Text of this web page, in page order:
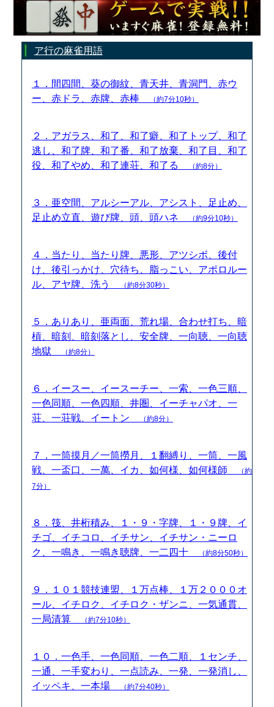
ア行の麻雀用語
１．間四間、葵の御紋、青天井、青洞門、赤ウ
ー、赤ドラ、赤牌、赤棒
（約7分10秒）
２．アガラス、和了、和了癖、和了トップ、和了
逃し、和了牌、和了番、和了放棄、和了目、和了
役、和了やめ、和了連荘、和了る
（約8分）
３．亜空間、アルシーアル、アシスト、足止め、
足止め立直、遊び牌、頭、頭ハネ
（約9分10秒）
４．当たり、当たり牌、悪形、アツシボ、後付
け、後引っかけ、穴待ち、脂っこい、アポロルー
ル、アヤ牌、洗う
（約8分30秒）
５．ありあり、亜両面、荒れ場、合わせ打ち、暗
槓、暗刻、暗刻落とし、安全牌、一向聴、一向聴
地獄
（約8分）
６．イースー、イースーチー、一索、一色三順、
一色同順、一色四順、井圏、イーチャパオ、一
荘、一荘戦、イートン
（約8分）
７．一筒摸月／一筒撈月、１翻縛り、一筒、一風
戦、一盃口、一萬、イカ、如何様、如何様師
（約
7分）
８．筏、井桁積み、１・９・字牌、１・９牌、イ
チゴ、イチコロ、イチサン、イチサン・ニーロ
ク、一鳴き、一鳴き聴牌、一二四十
（約8分50秒）
９．１０１競技連盟、１万点棒、１万２０００オ
ール、イチロク、イチロク・ザンニ、一気通貫、
一局清算
（約7分10秒）
１０．一色手、一色同順、一色二順、１センチ、
一通、一手変わり、一点読み、一発、一発消し、
イッペキ、一本場
（約7分40秒）